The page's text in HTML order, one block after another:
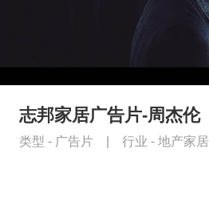
志邦家居广告片-周杰伦
类型 - 广告片 行业 - 地产家居